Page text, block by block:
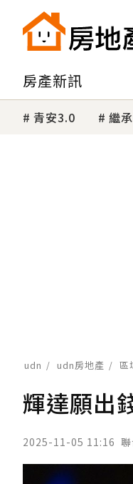
房產新訊
青安3.0 繼承
udn udn房地產 區
輝達願出
2025-11-05 11:16